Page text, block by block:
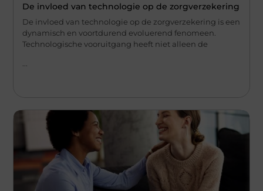
De invloed van technologie op de zorgverzekering
De invloed van technologie op de zorgverzekering is een
dynamisch en voortdurend evoluerend fenomeen.
Technologische vooruitgang heeft niet alleen de